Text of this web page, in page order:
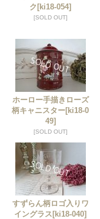
ク [ki18-054]
[SOLD OUT]
ホーロー手描きローズ
柄キャニスター[ki18-0
49]
[SOLD OUT]
すずらん柄ロゴ入りワ
イングラス [ki18-040]